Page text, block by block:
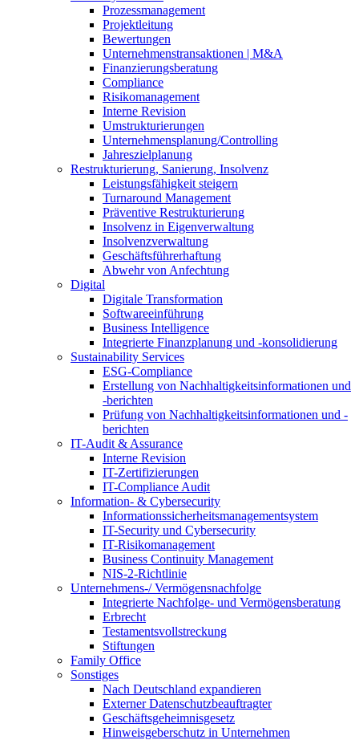
Prozessmanagement
Projektleitung
Bewertungen
Unternehmenstransaktionen | M&A
Finanzierungsberatung
Compliance
Risikomanagement
Interne Revision
Umstrukturierungen
Unternehmensplanung/Controlling
Jahreszielplanung
Restrukturierung, Sanierung, Insolvenz
Leistungsfähigkeit steigern
Turnaround Management
Präventive Restrukturierung
Insolvenz in Eigenverwaltung
Insolvenzverwaltung
Geschäftsführerhaftung
Abwehr von Anfechtung
Digital
Digitale Transformation
Softwareeinführung
Business Intelligence
Integrierte Finanzplanung und -konsolidierung
Sustainability Services
ESG-Compliance
Erstellung von Nachhaltigkeitsinformationen und
-berichten
Prüfung von Nachhaltigkeitsinformationen und -
berichten
IT-Audit & Assurance
Interne Revision
IT-Zertifizierungen
IT-Compliance Audit
Information- & Cybersecurity
Informationssicherheitsmanagementsystem
IT-Security und Cybersecurity
IT-Risikomanagement
Business Continuity Management
NIS-2-Richtlinie
Unternehmens-/Vermögensnachfolge
Integrierte Nachfolge- und Vermögensberatung
Erbrecht
Testamentsvollstreckung
Stiftungen
Family Office
Sonstiges
Nach Deutschland expandieren
Externer Datenschutzbeauftragter
Geschäftsgeheimnisgesetz
Hinweisgeberschutz in Unternehmen